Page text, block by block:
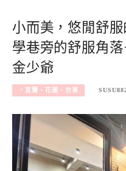
小而美，悠閒舒
學巷旁的舒服角落
金少爺
‧宜蘭、花蓮、台東